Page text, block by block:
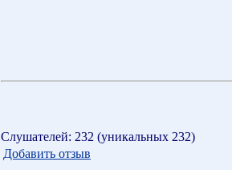
Слушателей: 232 (уникальных 232)
Добавить отзыв